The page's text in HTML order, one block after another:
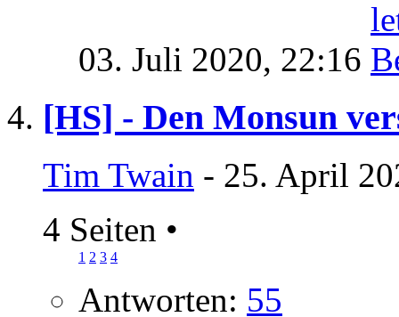
03. Juli 2020, 22:16
[HS] - Den Monsun
Tim Twain - 25. April
4 Seiten •
1 2 3 4
Antworten: 55